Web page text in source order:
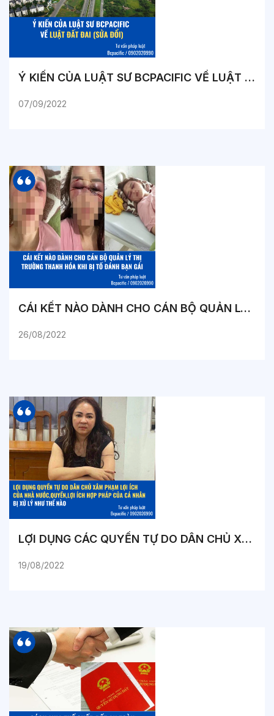
Ý KIẾN CỦA LUẬT SƯ BCPACIFIC VỀ LUẬT ĐẤT ĐAI (SỬA ĐỔI)
07/09/2022
CÁI KẾT NÀO DÀNH CHO CÁN BỘ QUẢN LÝ THỊ TRƯỜNG THANH HÓA KHI BỊ TỐ ĐÁNH BẠN GÁI
26/08/2022
LỢI DỤNG CÁC QUYỀN TỰ DO DÂN CHỦ XÂM PHẠM LỢI ÍCH CỦA NHÀ NƯỚC, QUYỀN, LỢI ÍCH HỢP PHÁP CỦA CÁ NHÂN BỊ XỬ LÝ NHƯ THẾ NÀO?
19/08/2022